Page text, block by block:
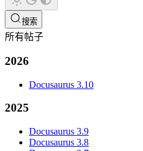
搜索
所有帖子
2026
Docusaurus 3.10
2025
Docusaurus 3.9
Docusaurus 3.8